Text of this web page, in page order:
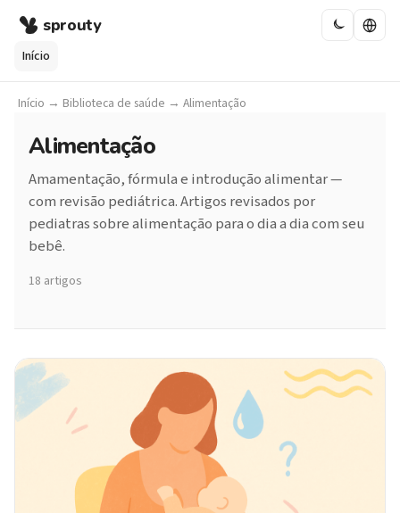
sprouty
Início
Início → Biblioteca de saúde → Alimentação
Alimentação
Amamentação, fórmula e introdução alimentar —
com revisão pediátrica. Artigos revisados por
pediatras sobre alimentação para o dia a dia com seu
bebê.
18 artigos